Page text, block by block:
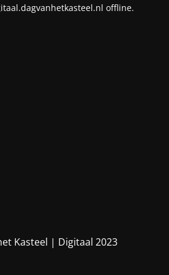
offline.
Kasteel | Digitaal 2023